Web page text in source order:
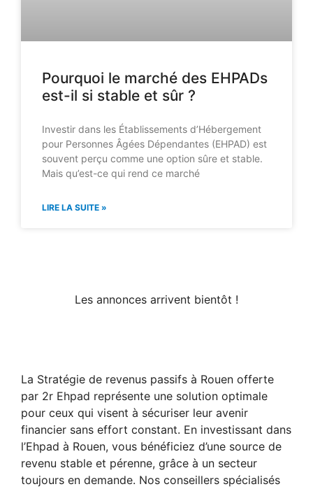
Pourquoi le marché des EHPADs
est-il si stable et sûr ?
Investir dans les Établissements d’Hébergement
pour Personnes Âgées Dépendantes (EHPAD) est
souvent perçu comme une option sûre et stable.
Mais qu’est-ce qui rend ce marché
LIRE LA SUITE »
Les annonces arrivent bientôt !
La Stratégie de revenus passifs à Rouen offerte
par 2r Ehpad représente une solution optimale
pour ceux qui visent à sécuriser leur avenir
financier sans effort constant. En investissant dans
l’Ehpad à Rouen, vous bénéficiez d’une source de
revenu stable et pérenne, grâce à un secteur
toujours en demande. Nos conseillers spécialisés